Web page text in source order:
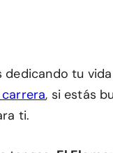
dedicando tu
, si estás
ti.